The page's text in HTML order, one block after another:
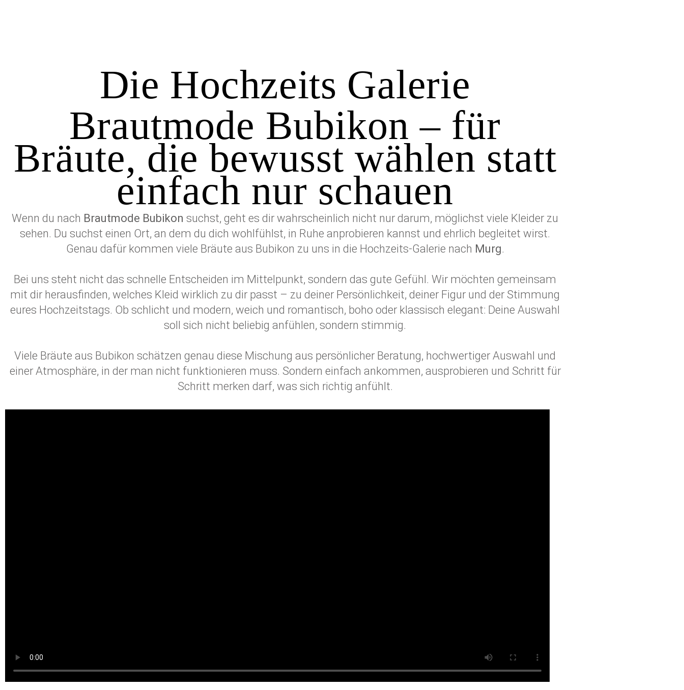
Die Hochzeits Galerie
Brautmode Bubikon – für
Bräute, die bewusst wählen statt
einfach nur schauen
Wenn du nach Brautmode Bubikon suchst, geht es dir wahrscheinlich nicht nur darum, möglichst viele Kleider zu
sehen. Du suchst einen Ort, an dem du dich wohlfühlst, in Ruhe anprobieren kannst und ehrlich begleitet wirst.
Genau dafür kommen viele Bräute aus Bubikon zu uns in die Hochzeits-Galerie nach Murg.
Bei uns steht nicht das schnelle Entscheiden im Mittelpunkt, sondern das gute Gefühl. Wir möchten gemeinsam
mit dir herausfinden, welches Kleid wirklich zu dir passt – zu deiner Persönlichkeit, deiner Figur und der Stimmung
eures Hochzeitstags. Ob schlicht und modern, weich und romantisch, boho oder klassisch elegant: Deine Auswahl
soll sich nicht beliebig anfühlen, sondern stimmig.
Viele Bräute aus Bubikon schätzen genau diese Mischung aus persönlicher Beratung, hochwertiger Auswahl und
einer Atmosphäre, in der man nicht funktionieren muss. Sondern einfach ankommen, ausprobieren und Schritt für
Schritt merken darf, was sich richtig anfühlt.